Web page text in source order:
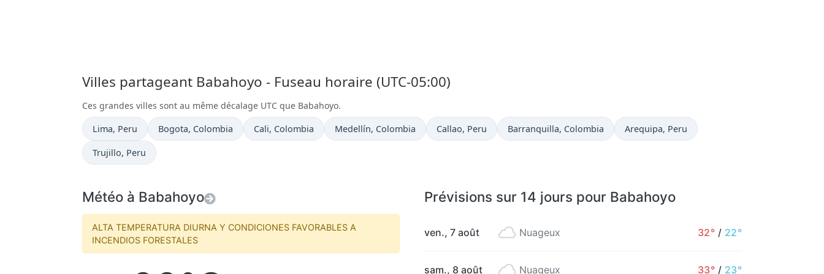
Villes partageant Babahoyo - Fuseau horaire (UTC-05:00)
Ces grandes villes sont au même décalage UTC que Babahoyo.
Heure actuelle à
Lima, Peru Heure actuelle à
Bogota, Colombia Heure actuelle à
Cali, Colombia Heure actuelle à
Medellín, Colombia Heure actuelle à
Callao, Peru Heure actuelle à
Barranquilla, Colombia Heure actuelle à
Arequipa, Peru
Heure actuelle à
Trujillo, Peru
Météo à Babahoyo
ALTA TEMPERATURA DIURNA Y CONDICIONES FAVORABLES A
INCENDIOS FORESTALES
Prévisions sur 14 jours pour Babahoyo
ven., 7 août Nuageux 32° / 22°
sam., 8 août Nuageux 33° / 23°